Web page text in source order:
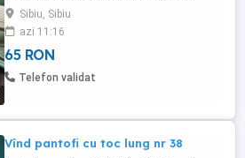
Comozi, moderni, NOI DOAR PREDARE
PERSONALA IN SIBIU
Sibiu, Sibiu
azi 11:16
65 RON
Telefon validat
Vînd pantofi cu toc lung nr 38